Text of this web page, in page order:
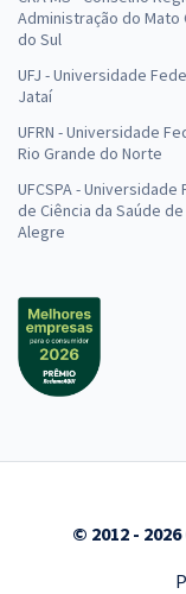
Administração do Mato
do Sul
UFJ - Universidade
Jataí
UFRN - Universidade
Rio Grande do Norte
UFCSPA - Universidade
de Ciência da Saúde
Alegre
© 2012 -